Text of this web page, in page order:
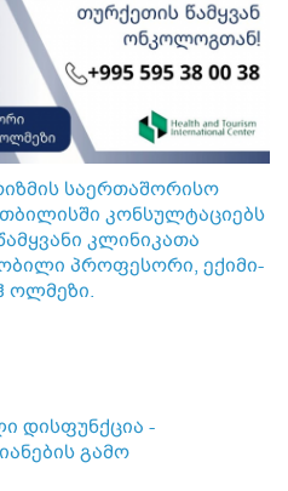
საერთაშორისო
კონსულტაციებს
კლინიკათა
პროფესორი, ექიმი-
დისფუნქცია -
გამო